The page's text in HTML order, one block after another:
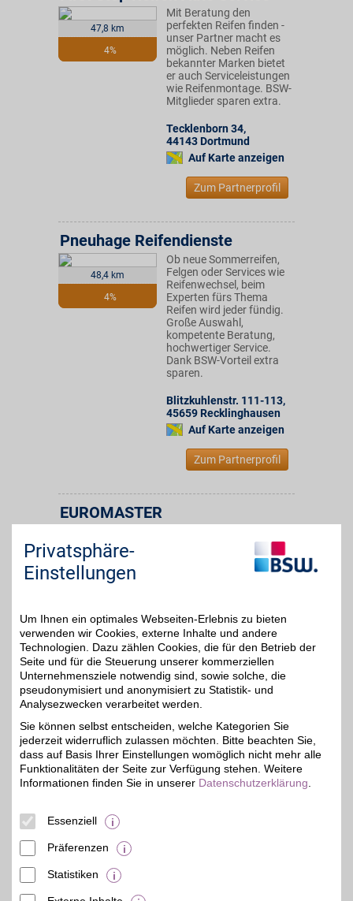
47,8 km
4%
Mit Beratung den
perfekten Reifen finden -
unser Partner macht es
möglich. Neben Reifen
bekannter Marken bietet
er auch Serviceleistungen
wie Reifenmontage. BSW-
Mitglieder sparen extra.
Tecklenborn 34,
44143 Dortmund
Auf Karte anzeigen
Zum Partnerprofil
48,4 km
4%
Pneuhage Reifendienste
Ob neue Sommerreifen,
Felgen oder Services wie
Reifenwechsel, beim
Experten fürs Thema
Reifen wird jeder fündig.
Große Auswahl,
kompetente Beratung,
hochwertiger Service.
Dank BSW-Vorteil extra
sparen.
Blitzkuhlenstr. 111-113,
45659 Recklinghausen
Auf Karte anzeigen
Zum Partnerprofil
49,1 km
5%
EUROMASTER
vertrauen: EUROMASTER
bietet ein zuverlässiges
BSW-Mitglieder
profitieren in über 300
Filialen vom BSW-Vorteil.
Hallesche Str. 60,
44143
Dortmund
Auf Karte anzeigen
Zum Partnerprofil
49,1 km
Autohaus Horst Beyer GmbH
Privatsphäre-
Einstellungen
Um Ihnen ein optimales Webseiten-Erlebnis zu bieten
verwenden wir Cookies, externe Inhalte und andere
Technologien. Dazu zählen Cookies, die für den Betrieb der
Seite und für die Steuerung unserer kommerziellen
Unternehmensziele notwendig sind, sowie solche, die
pseudonymisiert und anonymisiert zu Statistik- und
Analysezwecken verarbeitet werden.
Sie können selbst entscheiden, welche Kategorien Sie
jederzeit widerruflich zulassen möchten. Bitte beachten Sie,
dass auf Basis Ihrer Einstellungen womöglich nicht mehr alle
Funktionalitäten der Seite zur Verfügung stehen. Weitere
Informationen finden Sie in unserer Datenschutzerklärung
Essenziell
Präferenzen
Statistiken